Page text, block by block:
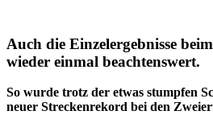
Auch die Einzelergebnisse
wieder einmal beachtenswert.
So wurde trotz der etwas stumpfen
neuer Streckenrekord bei den